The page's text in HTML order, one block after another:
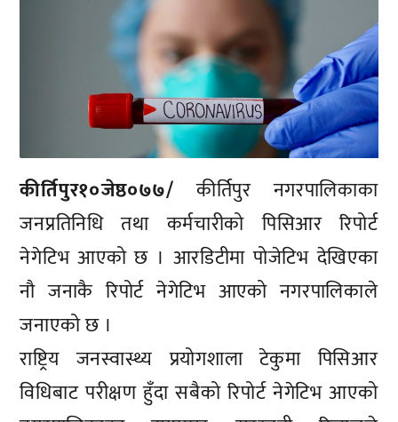
कीर्तिपुर१०जेष्ठ०७७/ कीर्तिपुर नगरपालिकाका
जनप्रतिनिधि तथा कर्मचारीको पिसिआर रिपोर्ट
नेगेटिभ आएको छ । आरडिटीमा पोजेटिभ देखिएका
नौ जनाकै रिपोर्ट नेगेटिभ आएको नगरपालिकाले
जनाएको छ ।
राष्ट्रिय जनस्वास्थ्य प्रयोगशाला टेकुमा पिसिआर
विधिबाट परीक्षण हुँदा सबैको रिपोर्ट नेगेटिभ आएको